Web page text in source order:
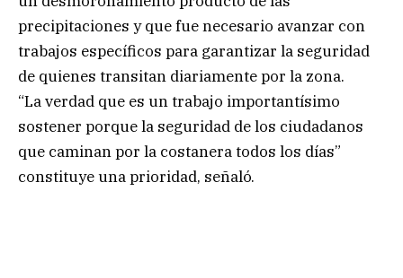
precipitaciones y que fue necesario avanzar con
trabajos específicos para garantizar la seguridad
de quienes transitan diariamente por la zona.
“La verdad que es un trabajo importantísimo
sostener porque la seguridad de los ciudadanos
que caminan por la costanera todos los días”
constituye una prioridad, señaló.